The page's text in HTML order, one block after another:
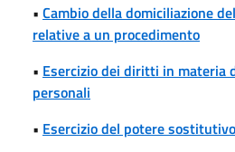
• Cambio della domiciliazione
relative a un procedimento
• Esercizio dei diritti in materia
personali
• Esercizio del potere sostitutivo